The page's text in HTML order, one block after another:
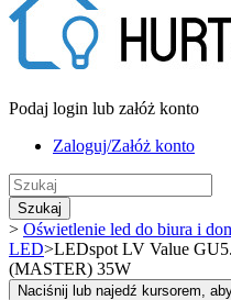
Podaj login lub załóż konto
Zaloguj/Załóż konto
Szukaj
> Oświetlenie led do biura i
LED>LEDspot LV Value
(MASTER) 35W
Naciśnij lub najedź kursorem,